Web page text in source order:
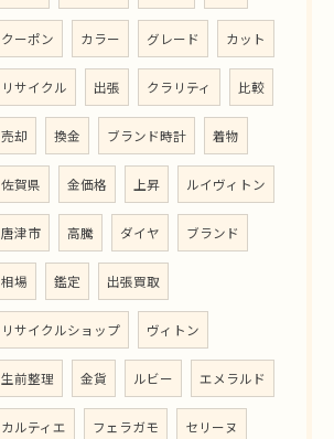
クーポン カラー グレード カット
リサイクル 出張 クラリティ 比較
売却 換金 ブランド時計 着物
佐賀県 金価格 上昇 ルイヴィトン
唐津市 高騰 ダイヤ ブランド
相場 鑑定 出張買取
リサイクルショップ ヴィトン
生前整理 金貨 ルビー エメラルド
カルティエ フェラガモ セリーヌ